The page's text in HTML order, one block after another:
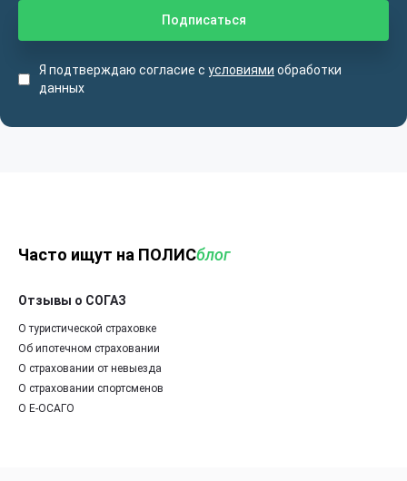
Я подтверждаю согласие с условиями обработки
данных
Часто ищут на ПОЛИСблог
Отзывы о СОГАЗ
О туристической страховке
Об ипотечном страховании
О страховании от невыезда
О страховании спортсменов
О Е-ОСАГО